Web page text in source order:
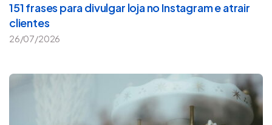
151 frases para divulgar loja no Instagram e atrair
clientes
26/07/2026